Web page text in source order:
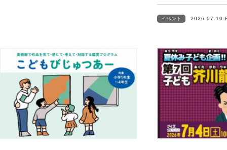
イベント 2026.07.10